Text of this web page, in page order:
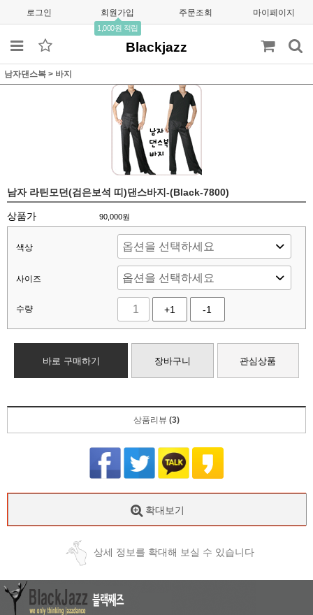
로그인 회원가입
1,000원 적립
주문조회 마이페이지
Blackjazz
남자댄스복 > 바지
남자 라틴모던(검은보석 띠)댄스바지-(Black-7800)
상품가 90,000원
색상
사이즈
수량 +1 -1
바로 구매하기 장바구니 관심상품
상품리뷰 (3)
확대보기
상세 정보를 확대해 보실 수 있습니다